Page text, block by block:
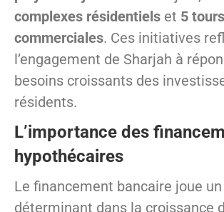
complexes résidentiels et 5 tours
commerciales. Ces initiatives
l’engagement de Sharjah à
besoins croissants des
résidents.
L’importance des
hypothécaires
Le financement bancaire joue
déterminant dans la croissance